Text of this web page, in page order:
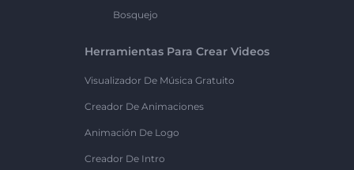
Bosquejo
Herramientas Para Crear Videos
Visualizador De Música Gratuito
Creador De Animaciones
Animación De Logo
Creador De Intro